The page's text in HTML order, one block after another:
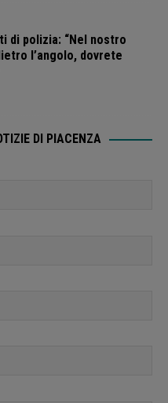
di polizia: “Nel nostro
l’angolo, dovrete
DI PIACENZA